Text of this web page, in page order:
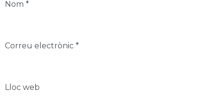
Nom *
Correu electrònic *
Lloc web